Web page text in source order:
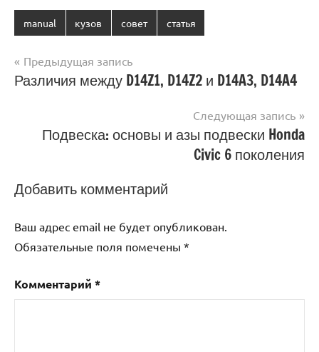
manual кузов совет статья
Навигация
по
Предыдущая запись
Различия между D14Z1, D14Z2 и D14A3, D14A4
Следующая запись
Подвеска: основы и азы подвески Honda
Civic 6 поколения
Добавить комментарий
Ваш адрес email не будет опубликован.
Обязательные поля помечены *
Комментарий *